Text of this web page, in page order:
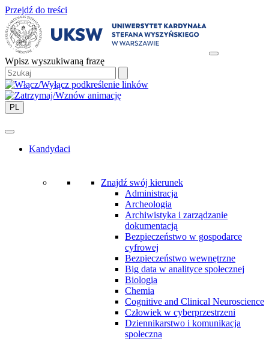
Przejdź do treści
Wpisz wyszukiwaną frazę
PL
Kandydaci
Znajdź swój kierunek
Administracja
Archeologia
Archiwistyka i zarządzanie
dokumentacją
Bezpieczeństwo w gospodarce
cyfrowej
Bezpieczeństwo wewnętrzne
Big data w analityce społecznej
Biologia
Chemia
Cognitive and Clinical Neuroscience
Człowiek w cyberprzestrzeni
Dziennikarstwo i komunikacja
społeczna